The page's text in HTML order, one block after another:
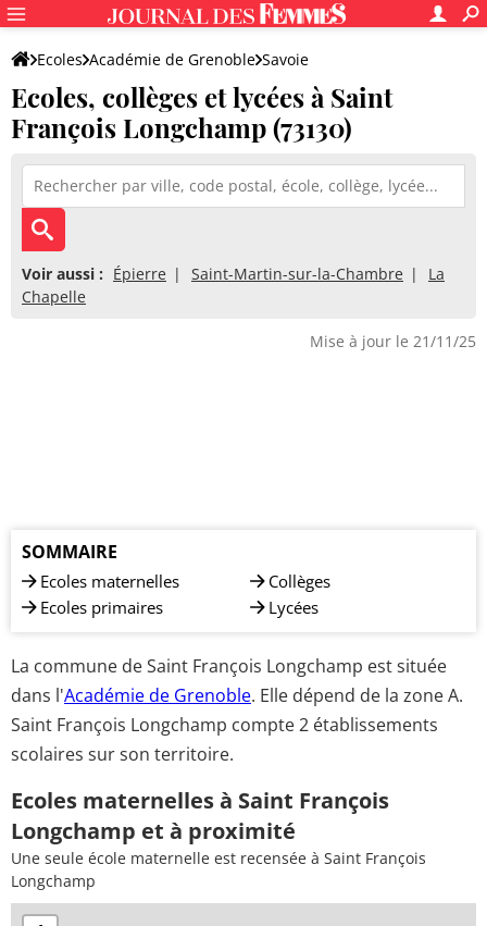
Ecoles Académie de Grenoble Savoie
Ecoles, collèges et lycées à Saint
François Longchamp (73130)
Voir aussi : Épierre Saint-Martin-sur-la-Chambre
La
Chapelle
Mise à jour le 21/11/25
SOMMAIRE
Ecoles maternelles
Ecoles primaires
Collèges
Lycées
La commune de Saint François Longchamp est située
dans l'Académie de Grenoble. Elle dépend de la zone A.
Saint François Longchamp compte 2 établissements
scolaires sur son territoire.
Ecoles maternelles à Saint François
Longchamp et à proximité
Une seule école maternelle est recensée à Saint François
Longchamp